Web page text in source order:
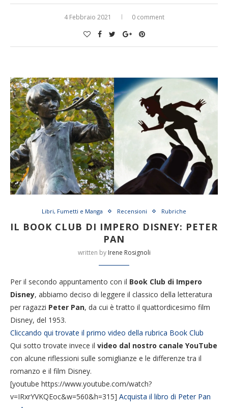
4 Febbraio 2021 0 comment
Libri, Fumetti e Manga Recensioni Rubriche
IL BOOK CLUB DI IMPERO DISNEY: PETER
PAN
written by Irene Rosignoli
Per il secondo appuntamento con il Book Club di Impero
Disney, abbiamo deciso di leggere il classico della letteratura
per ragazzi Peter Pan, da cui è tratto il quattordicesimo film
Disney, del 1953.
Cliccando qui trovate il primo video della rubrica Book Club
Qui sotto trovate invece il video dal nostro canale YouTube
con alcune riflessioni sulle somiglianze e le differenze tra il
romanzo e il film Disney.
[youtube https://www.youtube.com/watch?
v=IRxrYVKQEoc&w=560&h=315] Acquista il libro di Peter Pan